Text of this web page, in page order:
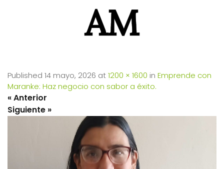
AM
Published 14 mayo, 2026 at1200 × 1600 in Emprende con
Maranke: Haz negocio con sabor a éxito.